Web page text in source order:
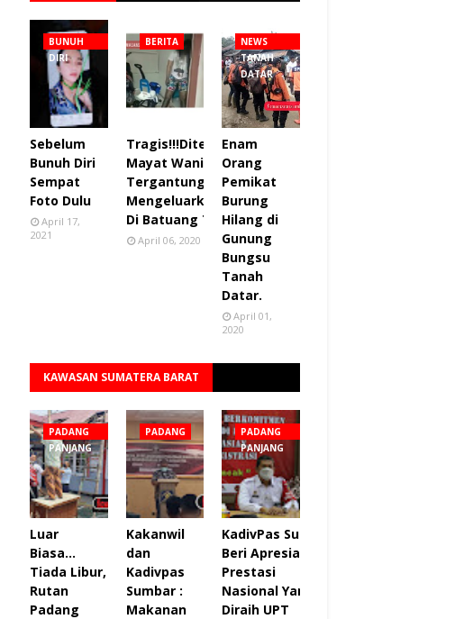
BUNUH
DIRI
Sebelum
Bunuh Diri
Sempat
Foto Dulu
April 17,
2021
BERITA
Tragis!!!Ditemukan
Mayat Wanita
Tergantung sudah
Mengeluarkan Bau
Di Batuang Taba.
April 06, 2020
NEWS
TANAH
DATAR
Enam
Orang
Pemikat
Burung
Hilang di
Gunung
Bungsu
Tanah
Datar.
April 01,
2020
KAWASAN SUMATERA BARAT
Lihat semua
PADANG
PANJANG
Luar
Biasa...
Tiada Libur,
Rutan
Padang
PADANG
Kakanwil
dan
Kadivpas
Sumbar :
Makanan
PADANG
PANJANG
KadivPas Sumbar
Beri Apresiasi 27
Prestasi
Nasional Yang
Diraih UPT